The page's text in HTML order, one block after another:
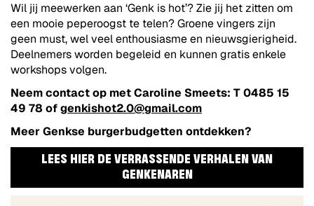
Wil jij meewerken aan ‘Genk is hot’? Zie jij het zitten om
een mooie peperoogst te telen? Groene vingers zijn
geen must, wel veel enthousiasme en nieuwsgierigheid.
Deelnemers worden begeleid en kunnen gratis enkele
workshops volgen.
Neem contact op met Caroline Smeets: T 0485 15
49 78 ofgenkishot2.0@gmail.com
Meer Genkse burgerbudgetten ontdekken?
LEES HIER DE VERRASSENDE VERHALEN VAN
GENKENAREN